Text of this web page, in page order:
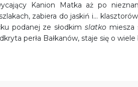
Kanion Matka aż po
zabiera do jaskiń i…
podanej ze słodkimslatko miesza
perła Bałkanów, staje się o wiele